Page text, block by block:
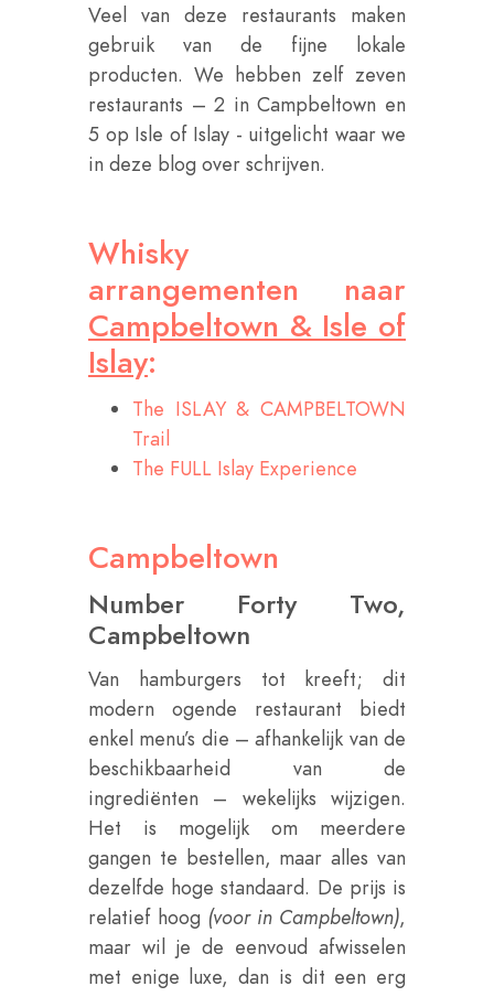
Veel van deze restaurants maken
gebruik van de fijne lokale
producten. We hebben zelf zeven
restaurants – 2 in Campbeltown en
5 op Isle of Islay - uitgelicht waar we
in deze blog over schrijven.
Whisky
arrangementen naar
Campbeltown & Isle of
Islay:
The ISLAY & CAMPBELTOWN
Trail
The FULL Islay Experience
Campbeltown
Number Forty Two,
Campbeltown
Van hamburgers tot kreeft; dit
modern ogende restaurant biedt
enkel menu’s die – afhankelijk van de
beschikbaarheid van de
ingrediënten – wekelijks wijzigen.
Het is mogelijk om meerdere
gangen te bestellen, maar alles van
dezelfde hoge standaard. De prijs is
relatief hoog (voor in Campbeltown),
maar wil je de eenvoud afwisselen
met enige luxe, dan is dit een erg